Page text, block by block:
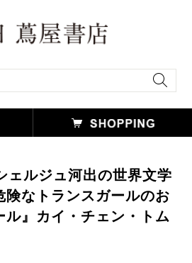
ェルジュ河出の世界文学
険なトランスガールのお
ル』カイ・チェン・トム